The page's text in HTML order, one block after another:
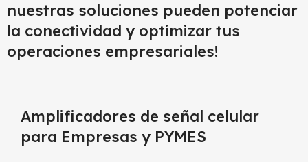
nuestras soluciones pueden potenciar
la conectividad y optimizar tus
operaciones empresariales!
Amplificadores de señal celular
para Empresas y PYMES